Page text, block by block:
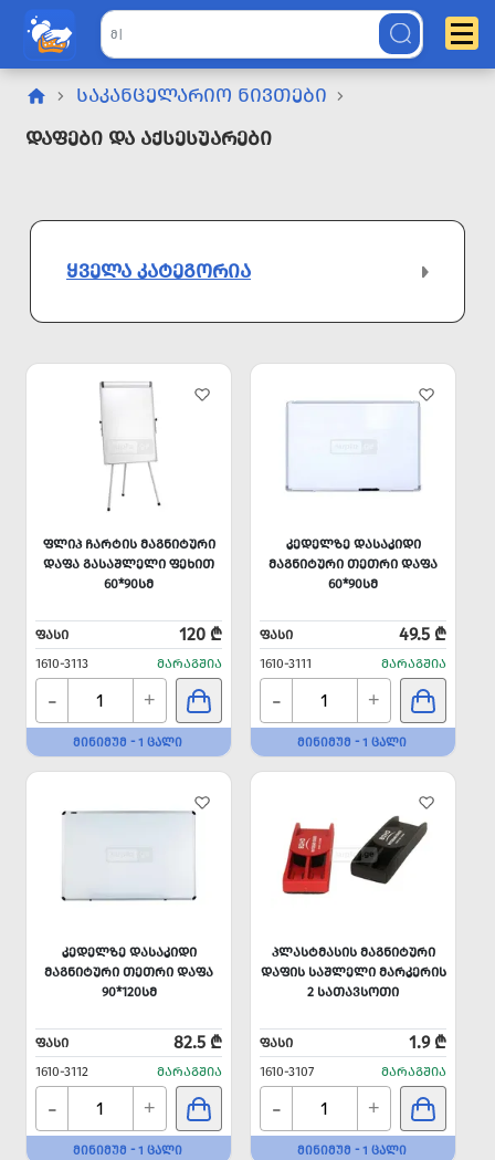
ᲡᲐᲙᲐᲜᲪᲔᲚᲐᲠᲘᲝ ᲜᲘᲕᲗᲔᲑᲘ
Დაფები Და Აქსესუარები
ᲧᲕᲔᲚᲐ ᲙᲐᲢᲔᲒᲝᲠᲘᲐ
ᲤᲚᲘᲞ ᲩᲐᲠᲢᲘᲡ ᲛᲐᲒᲜᲘᲢᲣᲠᲘ
ᲓᲐᲤᲐ ᲒᲐᲡᲐᲨᲚᲔᲚᲘ ᲤᲔᲮᲘᲗ
60*90ᲡᲛ
ᲤᲐᲡᲘ 120 ₾
1610-3113 ᲛᲐᲠᲐᲒᲨᲘᲐ
- +
ᲛᲘᲜᲘᲛᲣᲛ - 1 ᲪᲐᲚᲘ
ᲙᲔᲓᲔᲚᲖᲔ ᲓᲐᲡᲐᲙᲘᲓᲘ
ᲛᲐᲒᲜᲘᲢᲣᲠᲘ ᲗᲔᲗᲠᲘ ᲓᲐᲤᲐ
60*90ᲡᲛ
ᲤᲐᲡᲘ 49.5 ₾
1610-3111 ᲛᲐᲠᲐᲒᲨᲘᲐ
- +
ᲛᲘᲜᲘᲛᲣᲛ - 1 ᲪᲐᲚᲘ
ᲙᲔᲓᲔᲚᲖᲔ ᲓᲐᲡᲐᲙᲘᲓᲘ
ᲛᲐᲒᲜᲘᲢᲣᲠᲘ ᲗᲔᲗᲠᲘ ᲓᲐᲤᲐ
90*120ᲡᲛ
ᲤᲐᲡᲘ 82.5 ₾
1610-3112 ᲛᲐᲠᲐᲒᲨᲘᲐ
- +
ᲛᲘᲜᲘᲛᲣᲛ - 1 ᲪᲐᲚᲘ
ᲞᲚᲐᲡᲢᲛᲐᲡᲘᲡ ᲛᲐᲒᲜᲘᲢᲣᲠᲘ
ᲓᲐᲤᲘᲡ ᲡᲐᲨᲚᲔᲚᲘ ᲛᲐᲠᲙᲔᲠᲘᲡ
2 ᲡᲐᲗᲐᲕᲡᲝᲗᲘ
ᲤᲐᲡᲘ 1.9 ₾
1610-3107 ᲛᲐᲠᲐᲒᲨᲘᲐ
- +
ᲛᲘᲜᲘᲛᲣᲛ - 1 ᲪᲐᲚᲘ